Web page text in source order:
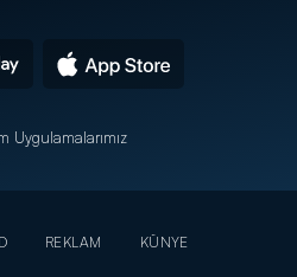
Uygulamalarımız
REKLAM
KÜNYE